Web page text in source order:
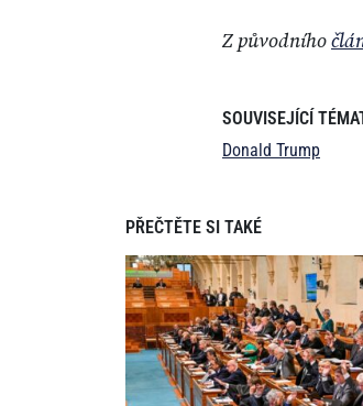
Z původního
SOUVISEJÍCÍ
Donald Trump
PŘEČTĚTE SI TAKÉ